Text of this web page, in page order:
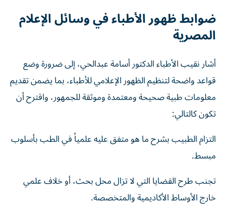
ضوابط ظهور الأطباء في وسائل الإعلام
المصرية
أشار نقيب الأطباء الدكتور أسامة عبدالحي، إلى ضرورة وضع
قواعد واضحة لتنظيم الظهور الإعلامي للأطباء، بما يضمن تقديم
معلومات طبية صحيحة ومعتمدة وموثقة للجمهور، واقترح أن
تكون كالتالي:
التزام الطبيب بشرح ما هو متفق عليه علمياً في الطب بأسلوب
مبسط.
تجنب طرح القضايا التي لا تزال محل بحث، أو خلاف علمي
خارج الأوساط الأكاديمية والمتخصصة.